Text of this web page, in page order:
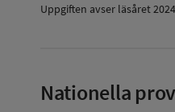
Uppgiften avser läsåret
Nationella